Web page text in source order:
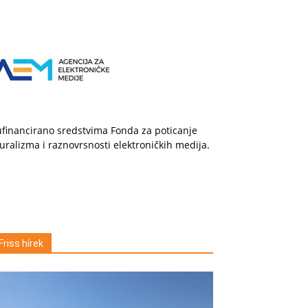
sredstvima Fonda za poticanje
i raznovrsnosti elektroničkih medija.
Friss hírek